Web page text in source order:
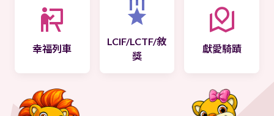
幸福列車
LCIF/LCTF/敘
獎
獻愛騎蹟